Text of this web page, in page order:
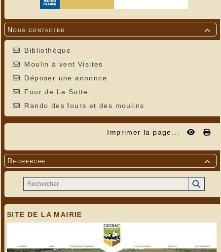

Nous contacter
Bibliothèque
Moulin à vent Visites
Déposer une annonce
Four de La Sotte
Rando des fours et des moulins
Imprimer la page...

Recherche
SITE DE LA MAIRIE